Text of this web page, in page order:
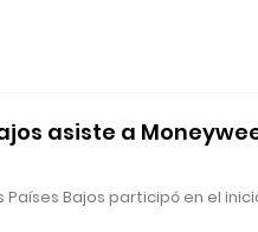
asiste a
Países Bajos participó en el